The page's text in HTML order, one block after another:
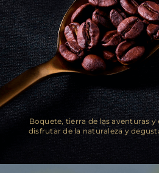
Boquete, tierra de las aventuras
disfrutar de la naturaleza y